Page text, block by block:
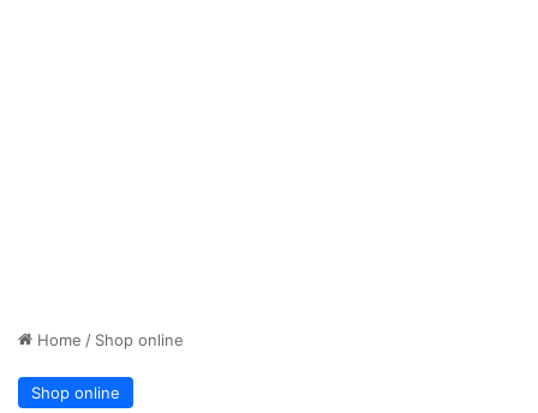
Home / Shop online
Shop online